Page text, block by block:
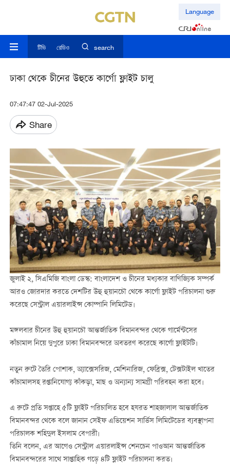
Language
টিভি রেডিও search
ঢাকা থেকে চীনের উহুতে কার্গো ফ্লাইট চালু
07:47:47 02-Jul-2025
Share
জুলাই ২, সিএমিজি বাংলা ডেস্ক: বাংলাদেশ ও চীনের মধ্যকার বাণিজ্যিক সম্পর্ক
আরও জোরদার করতে দেশটির উহু হুয়ানচৌ থেকে কার্গো ফ্লাইট পরিচালনা শুরু
করেছে সেন্ট্রাল এয়ারলাইন্স কোম্পানি লিমিটেড।
মঙ্গলবার চীনের উহু হুয়ানচৌ আন্তর্জাতিক বিমানবন্দর থেকে গার্মেন্টসের
কাঁচামাল নিয়ে দুপুরে ঢাকা বিমানবন্দরে অবতরণ করেছে কার্গো ফ্লাইটটি।
নতুন রুটে তৈরি পোশাক, অ্যাক্সেসরিজ, মেশিনারিজ, ফেব্রিক্স, টেক্সটাইল খাতের
কাঁচামালসহ রপ্তানিযোগ্য কাঁকড়া, মাছ ও অন্যান্য সামগ্রী পরিবহন করা হবে।
এ রুটে প্রতি সপ্তাহে ৫টি ফ্লাইট পরিচালিত হবে হযরত শাহজালাল আন্তর্জাতিক
বিমানবন্দর থেকে বলে জানান সেইফ এভিয়েশন সার্ভিস লিমিটেডের ব্যবস্থাপনা
পরিচালক শহিদুল ইসলাম বেপারী।
তিনি বলেন, এর আগেও সেন্ট্রাল এয়ারলাইন্স শেনচেন পাওআন আন্তর্জাতিক
বিমানবন্দরের সাথে সাপ্তাহিক গড়ে ৪টি ফ্লাইট পরিচালনা করত।